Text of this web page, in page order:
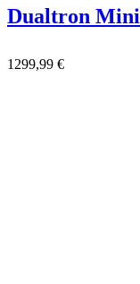
Dualtron Mini
1299,99 €